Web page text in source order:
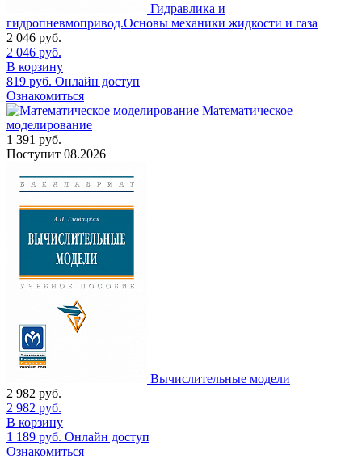
Гидравлика и
гидропневмопривод.Основы механики жидкости и газа
2 046 руб.
2 046 руб.
В корзину
819 руб. Онлайн доступ
Ознакомиться
Математическое
моделирование
1 391 руб.
Поступит 08.2026
Вычислительные модели
2 982 руб.
2 982 руб.
В корзину
1 189 руб. Онлайн доступ
Ознакомиться